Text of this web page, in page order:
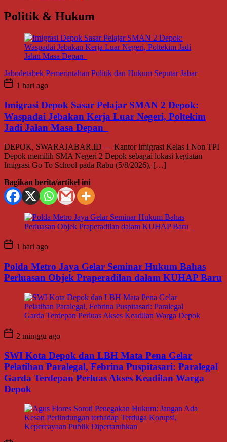
Politik & Hukum
Jabodetabek Pemerintahan Politik dan Hukum Seputar Jabar
1 hari ago
Imigrasi Depok Sasar Pelajar SMAN 2 Depok:
Waspadai Jebakan Kerja Luar Negeri, Poltekim
Jadi Jalan Masa Depan
DEPOK, SWARAJABAR.ID — Kantor Imigrasi Kelas I Non TPI
Depok memilih SMA Negeri 2 Depok sebagai lokasi kegiatan
Imigrasi Go To School pada Rabu (5/8/2026), […]
Bagikan berita/artikel ini
1 hari ago
Polda Metro Jaya Gelar Seminar Hukum Bahas
Perluasan Objek Praperadilan dalam KUHAP Baru
2 minggu ago
SWI Kota Depok dan LBH Mata Pena Gelar
Pelatihan Paralegal, Febrina Puspitasari: Paralegal
Garda Terdepan Perluas Akses Keadilan Warga
Depok